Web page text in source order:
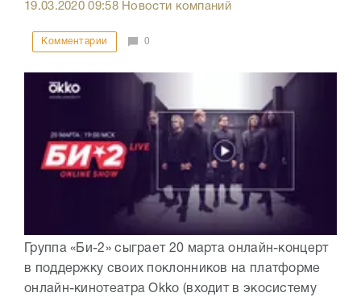
19.03.202009:58Новости компаний
Комментарии 0
Группа «Би-2» сыграет 20 марта онлайн-концерт
в поддержку своих поклонников на платформе
онлайн-кинотеатра Okko (входит в экосистему